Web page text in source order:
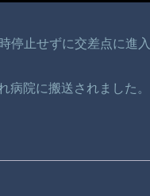
停止せずに交差点に進
病院に搬送されました